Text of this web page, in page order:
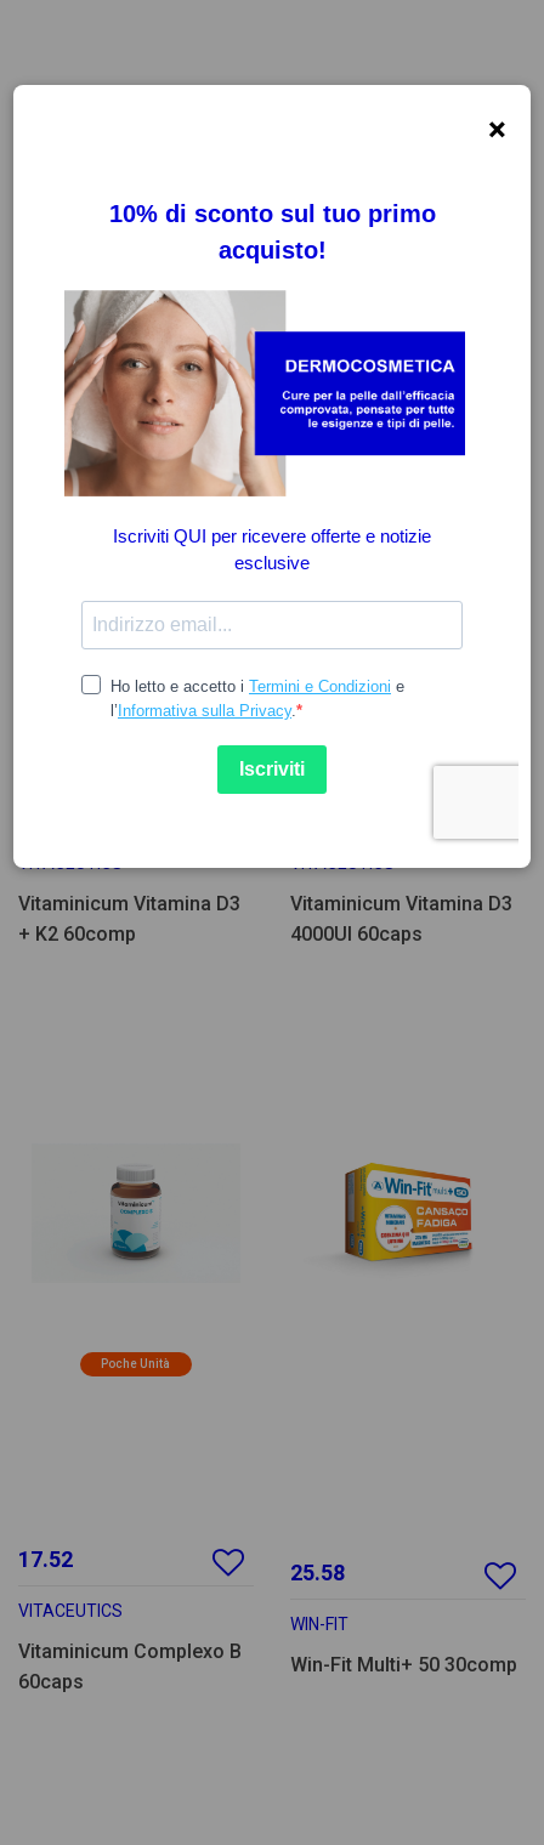
Poche Unità
VITACEUTICS
Vitaminicum Vitamina D3
+ K2 60comp
Vitaminicum Vitamina D3
4000UI 60caps
Poche Unità
17.52
VITACEUTICS
Vitaminicum Complexo B
60caps
25.58
WIN-FIT
Win-Fit Multi+ 50 30comp
×